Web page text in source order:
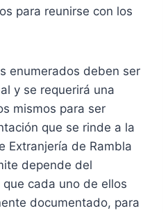
para reunirse con los
enumerados deben ser
y se requerirá una
mismos para ser
que se rinde a la
Extranjería de Rambla
depende del
cada uno de ellos
documentado, para